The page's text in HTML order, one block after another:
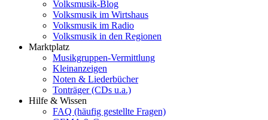
Volksmusik-Blog
Volksmusik im Wirtshaus
Volksmusik im Radio
Volksmusik in den Regionen
Marktplatz
Musikgruppen-Vermittlung
Kleinanzeigen
Noten & Liederbücher
Tonträger (CDs u.a.)
Hilfe & Wissen
FAQ (häufig gestellte Fragen)